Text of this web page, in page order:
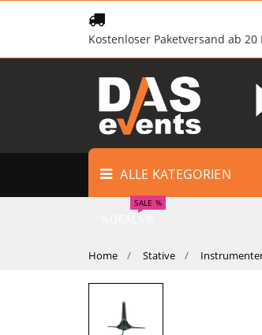
Kostenloser Paketversand ab 20
ALLE KATEGORIEN
SALE %
Home Stative